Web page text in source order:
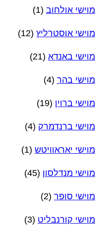
מוישי אולחוב (1)
מוישי אוסטרליץ (12)
מוישי באנדא (21)
מוישי בהר (4)
מוישי ברוין (19)
מוישי ברנדמרק (4)
מוישי יאראוויטש (1)
מוישי מנדלסון (45)
מוישי סופר (2)
מוישי קורנבליט (3)